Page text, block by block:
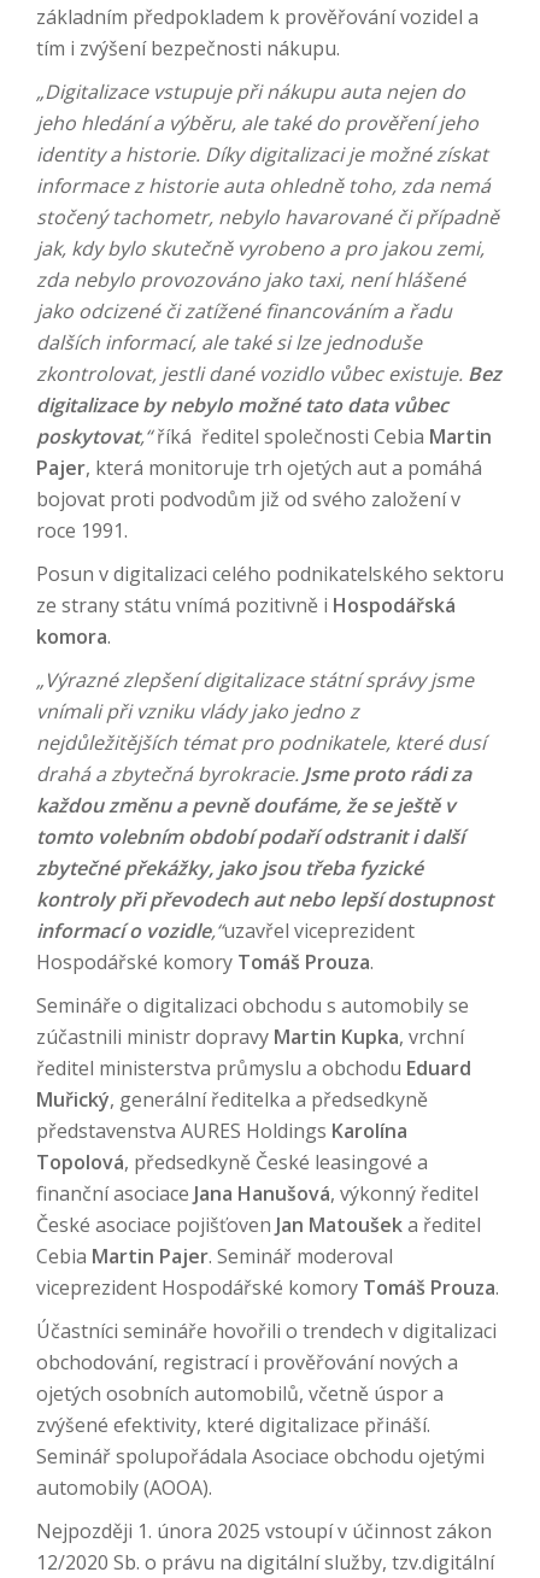
základním předpokladem k prověřování vozidel a
tím i zvýšení bezpečnosti nákupu.
„Digitalizace vstupuje při nákupu auta nejen do
jeho hledání a výběru, ale také do prověření jeho
identity a historie. Díky digitalizaci je možné získat
informace z historie auta ohledně toho, zda nemá
stočený tachometr, nebylo havarované či případně
jak, kdy bylo skutečně vyrobeno a pro jakou zemi,
zda nebylo provozováno jako taxi, není hlášené
jako odcizené či zatížené financováním a řadu
dalších informací, ale také si lze jednoduše
zkontrolovat, jestli dané vozidlo vůbec existuje. Bez
digitalizace by nebylo možné tato data vůbec
poskytovat,“říká ředitel společnosti Cebia Martin
Pajer, která monitoruje trh ojetých aut a pomáhá
bojovat proti podvodům již od svého založení v
roce 1991.
Posun v digitalizaci celého podnikatelského sektoru
ze strany státu vnímá pozitivně i Hospodářská
komora.
„Výrazné zlepšení digitalizace státní správy jsme
vnímali při vzniku vlády jako jedno z
nejdůležitějších témat pro podnikatele, které dusí
drahá a zbytečná byrokracie. Jsme proto rádi za
každou změnu a pevně doufáme, že se ještě v
tomto volebním období podaří odstranit i další
zbytečné překážky, jako jsou třeba fyzické
kontroly při převodech aut nebo lepší dostupnost
informací o vozidle,“uzavřel viceprezident
Hospodářské komory Tomáš Prouza.
Semináře o digitalizaci obchodu s automobily se
zúčastnili ministr dopravy Martin Kupka, vrchní
ředitel ministerstva průmyslu a obchodu Eduard
Muřický, generální ředitelka a předsedkyně
představenstva AURES Holdings Karolína
Topolová, předsedkyně České leasingové a
finanční asociace Jana Hanušová, výkonný ředitel
České asociace pojišťoven Jan Matoušeka ředitel
Cebia Martin Pajer. Seminář moderoval
viceprezident Hospodářské komory Tomáš Prouza.
Účastníci semináře hovořili o trendech v digitalizaci
obchodování, registrací i prověřování nových a
ojetých osobních automobilů, včetně úspor a
zvýšené efektivity, které digitalizace přináší.
Seminář spolupořádala Asociace obchodu ojetými
automobily (AOOA).
Nejpozději 1. února 2025 vstoupí v účinnost zákon
12/2020 Sb. o právu na digitální služby, tzv.digitální